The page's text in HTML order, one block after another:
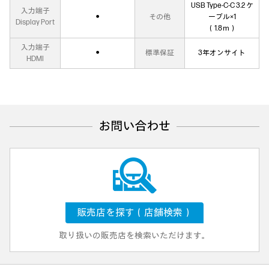
入力端子
Display Port
● その他
USB Type-C-C 3.2 ケ
ーブル×1
（1.8ｍ）
入力端子
HDMI
● 標準保証 3年オンサイト
お問い合わせ
販売店を探す（店舗検索）
取り扱いの販売店を検索いただけます。